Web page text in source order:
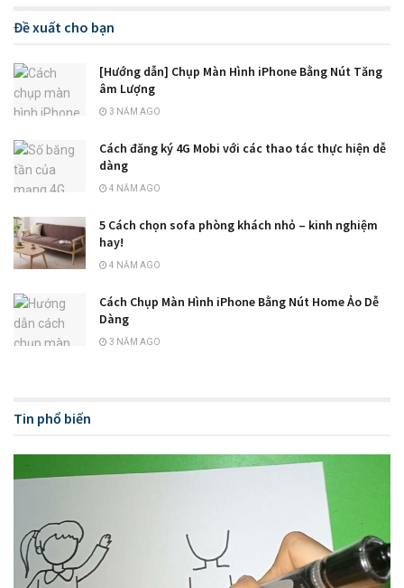
Đề xuất cho bạn
[Hướng dẫn] Chụp Màn Hình iPhone Bằng Nút Tăng
âm Lượng
3 NĂM AGO
Cách đăng ký 4G Mobi với các thao tác thực hiện dễ
dàng
4 NĂM AGO
5 Cách chọn sofa phòng khách nhỏ – kinh nghiệm
hay!
4 NĂM AGO
Cách Chụp Màn Hình iPhone Bằng Nút Home Ảo Dễ
Dàng
3 NĂM AGO
Tin phổ biến